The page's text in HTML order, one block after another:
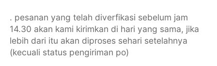
. pesanan yang telah diverfikasi sebelum jam
14.30 akan kami kirimkan di hari yang sama, jika
lebih dari itu akan diproses sehari setelahnya
(kecuali status pengiriman po)